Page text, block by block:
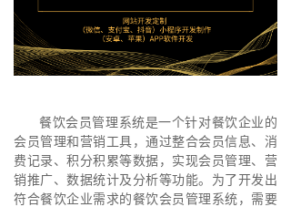
餐饮会员管理系统是一个针对餐饮企业的
会员管理和营销工具，通过整合会员信息、消
费记录、积分积累等数据，实现会员管理、营
销推广、数据统计及分析等功能。为了开发出
符合餐饮企业需求的餐饮会员管理系统，需要